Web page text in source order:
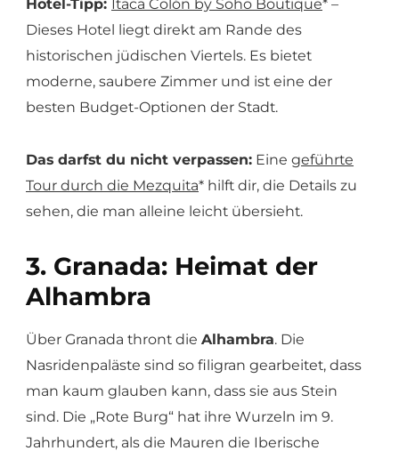
Hotel-Tipp: Itaca Colón by Soho Boutique* –
Dieses Hotel liegt direkt am Rande des
historischen jüdischen Viertels. Es bietet
moderne, saubere Zimmer und ist eine der
besten Budget-Optionen der Stadt.
Das darfst du nicht verpassen: Eine geführte
Tour durch die Mezquita* hilft dir, die Details zu
sehen, die man alleine leicht übersieht.
3. Granada: Heimat der
Alhambra
Über Granada thront die Alhambra. Die
Nasridenpaläste sind so filigran gearbeitet, dass
man kaum glauben kann, dass sie aus Stein
sind. Die „Rote Burg“ hat ihre Wurzeln im 9.
Jahrhundert, als die Mauren die Iberische